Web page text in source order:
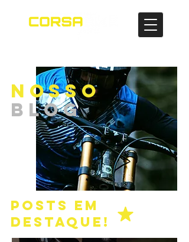
NOSSO
BLOG
POSTS EM
DESTAQUE!